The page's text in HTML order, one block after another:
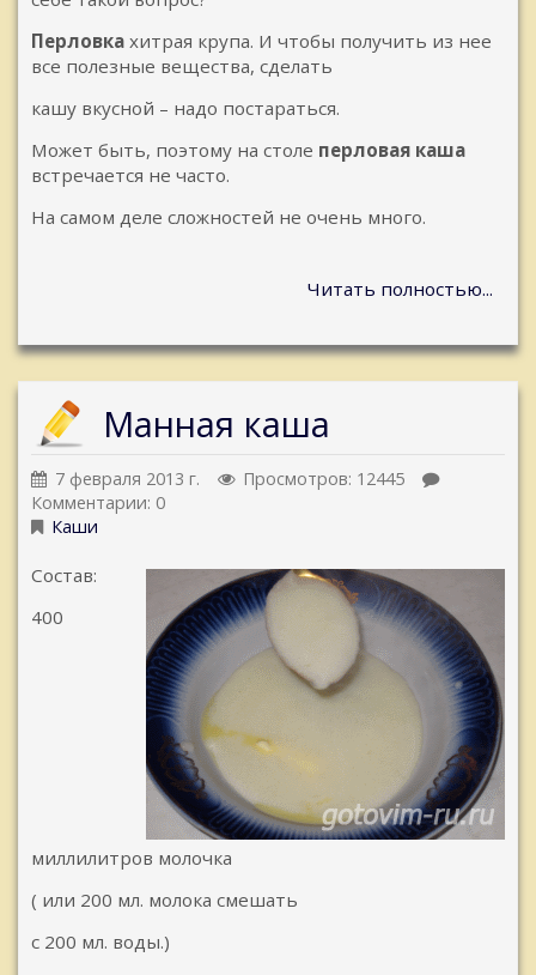
Перловка хитрая крупа. И чтобы получить из нее
все полезные вещества, сделать
кашу вкусной – надо постараться.
Может быть, поэтому на столе перловая каша
встречается не часто.
На самом деле сложностей не очень много.
Читать полностью...
Манная каша
7 февраля 2013 г.
Просмотров: 12445
Комментарии: 0
Каши
Состав:
400
миллилитров молочка
( или 200 мл. молока смешать
с 200 мл. воды.)